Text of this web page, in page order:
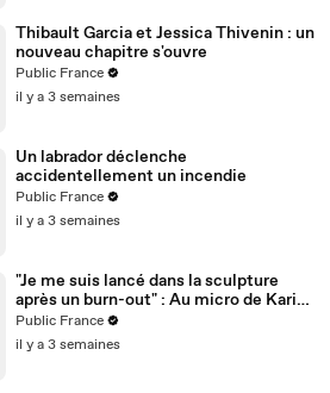
Thibault Garcia et Jessica Thivenin : un
nouveau chapitre s'ouvre
Public France
il y a 3 semaines
Un labrador déclenche
accidentellement un incendie
Public France
il y a 3 semaines
"Je me suis lancé dans la sculpture
après un burn-out" : Au micro de Karim
Sebbouh, Richard Orlinski dit tout au
Public
Public France
il y a 3 semaines